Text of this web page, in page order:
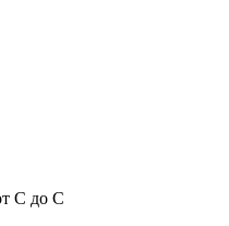
С до С